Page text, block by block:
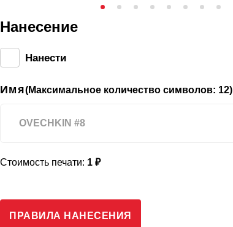
Нанесение
Нанести
Имя(Максимальное количество символов: 12)
Стоимость печати: 1 ₽
ПРАВИЛА НАНЕСЕНИЯ